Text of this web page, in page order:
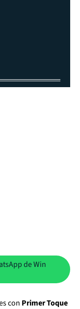
de Win
con Primer Toque